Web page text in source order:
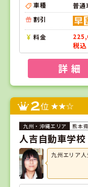
車種
普通
割引
料金
税
詳 細
2位
熊本県
人吉自動車学校
九州エリア